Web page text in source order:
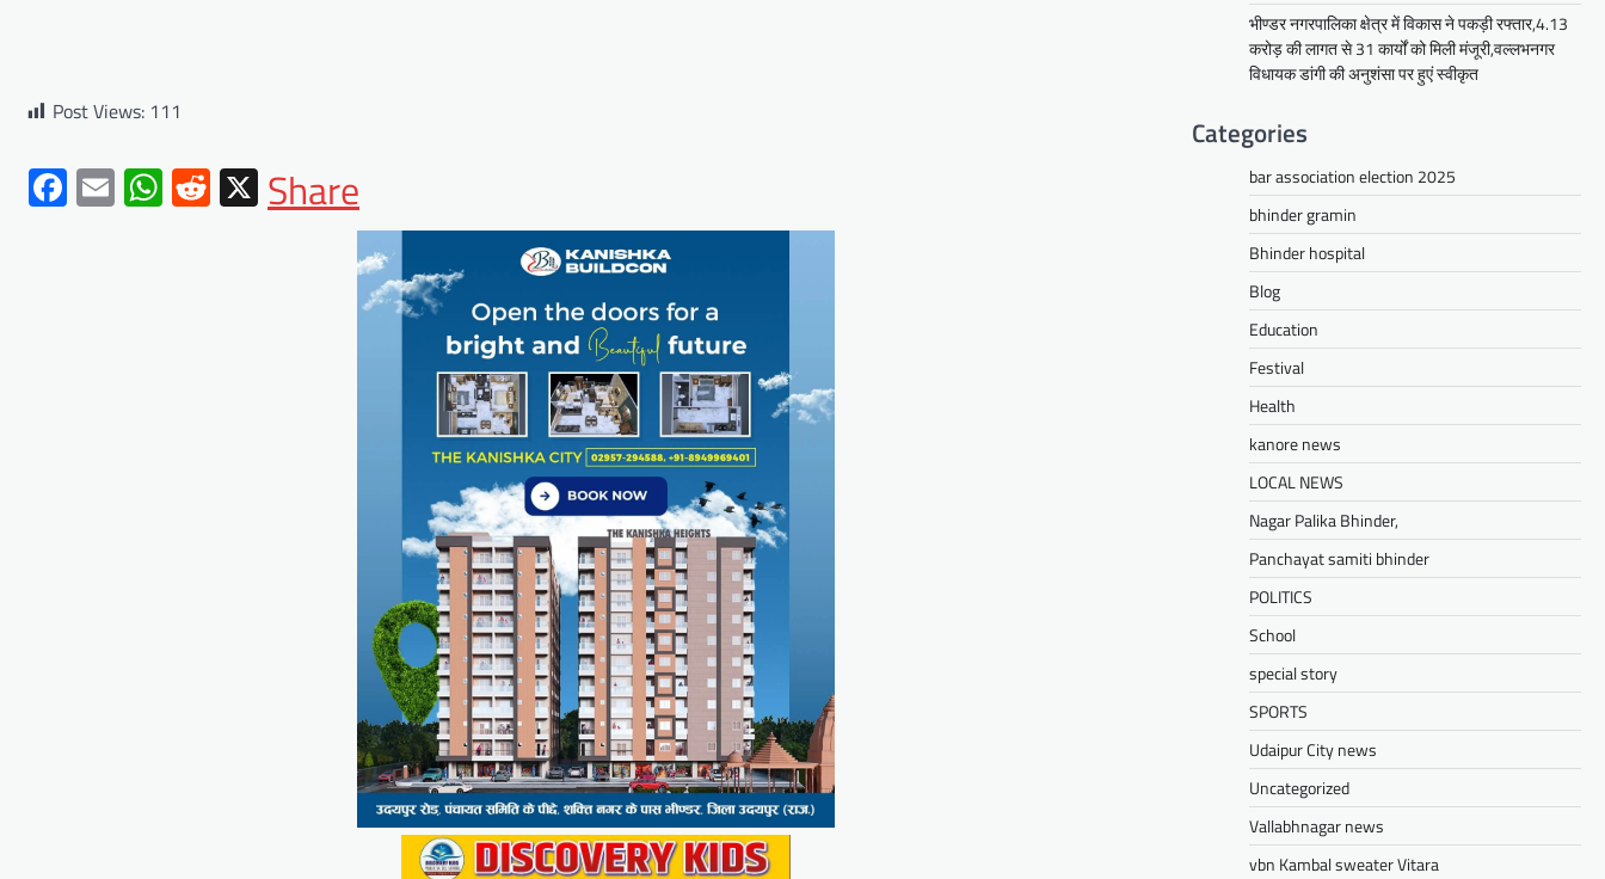
Post Views: 111
Facebook
EmailWhatsApp
Reddit
X
Share
भीण्डर नगरपालिका क्षेत्र में विकास ने पकड़ी रफ्तार,4.13
करोड़ की लागत से 31 कार्यों को मिली मंजूरी,वल्लभनगर
विधायक डांगी की अनुशंसा पर हुएं स्वीकृत
Categories
bar association election 2025
bhinder gramin
Bhinder hospital
Blog
Education
Festival
Health
kanore news
LOCAL NEWS
Nagar Palika Bhinder,
Panchayat samiti bhinder
POLITICS
School
special story
SPORTS
Udaipur City news
Uncategorized
Vallabhnagar news
vbn Kambal sweater Vitara
मुख्यमंत्री ने उदयपुर में शहरी सेवा
शिविर का किया निरीक्षणसेवा शिविरों
के माध्यम से अंतिम व्यक्ति तक पहुंच
रही सरकारआमजन शिविरों का लें
अधिकाधिक लाभ, लोगों की समस्याओं
का हर हाल में हो समाधान, अधिकारी
June 17, 2026
उदयपुर जयपुर 17 जून। मुख्यमंत्री भजनलाल शर्मा ने
बुधवार को उदयपुर प्रवास के दौरान उदयपुर विकास
Facebook
EmailWhatsApp
Reddit
X